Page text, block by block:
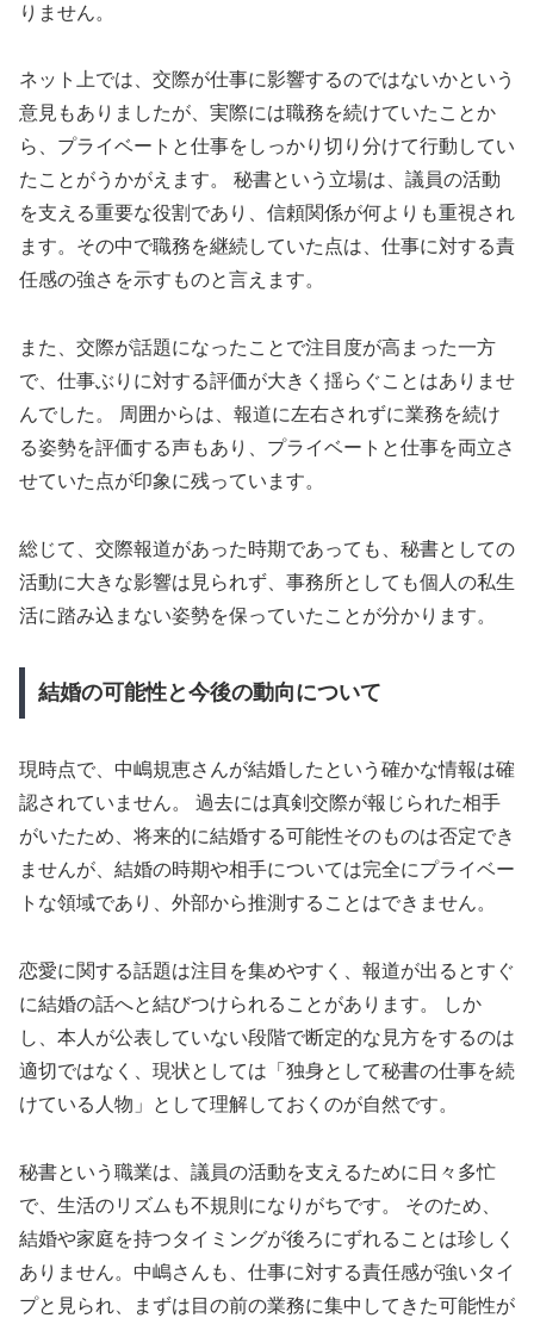
りません。
ネット上では、交際が仕事に影響するのではないかという
意見もありましたが、実際には職務を続けていたことか
ら、プライベートと仕事をしっかり切り分けて行動してい
たことがうかがえます。 秘書という立場は、議員の活動
を支える重要な役割であり、信頼関係が何よりも重視され
ます。その中で職務を継続していた点は、仕事に対する責
任感の強さを示すものと言えます。
また、交際が話題になったことで注目度が高まった一方
で、仕事ぶりに対する評価が大きく揺らぐことはありませ
んでした。 周囲からは、報道に左右されずに業務を続け
る姿勢を評価する声もあり、プライベートと仕事を両立さ
せていた点が印象に残っています。
総じて、交際報道があった時期であっても、秘書としての
活動に大きな影響は見られず、事務所としても個人の私生
活に踏み込まない姿勢を保っていたことが分かります。
結婚の可能性と今後の動向について
現時点で、中嶋規恵さんが結婚したという確かな情報は確
認されていません。 過去には真剣交際が報じられた相手
がいたため、将来的に結婚する可能性そのものは否定でき
ませんが、結婚の時期や相手については完全にプライベー
トな領域であり、外部から推測することはできません。
恋愛に関する話題は注目を集めやすく、報道が出るとすぐ
に結婚の話へと結びつけられることがあります。 しか
し、本人が公表していない段階で断定的な見方をするのは
適切ではなく、現状としては「独身として秘書の仕事を続
けている人物」として理解しておくのが自然です。
秘書という職業は、議員の活動を支えるために日々多忙
で、生活のリズムも不規則になりがちです。 そのため、
結婚や家庭を持つタイミングが後ろにずれることは珍しく
ありません。中嶋さんも、仕事に対する責任感が強いタイ
プと見られ、まずは目の前の業務に集中してきた可能性が